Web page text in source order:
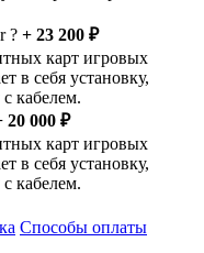
? + 23 200 ₽
карт игровых
в себя установку,
кабелем.
20 000 ₽
карт игровых
в себя установку,
кабелем.
Способы оплаты